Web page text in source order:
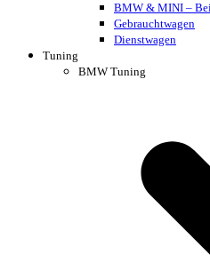
BMW & MINI –
Gebrauchtwagen
Dienstwagen
Tuning
BMW Tuning